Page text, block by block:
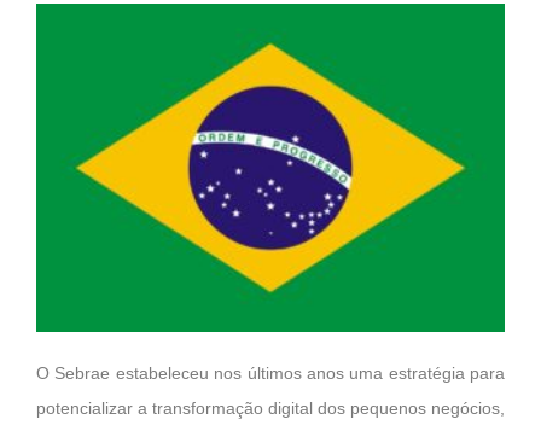
O Sebrae estabeleceu nos últimos anos uma estratégia para
potencializar a transformação digital dos pequenos negócios,